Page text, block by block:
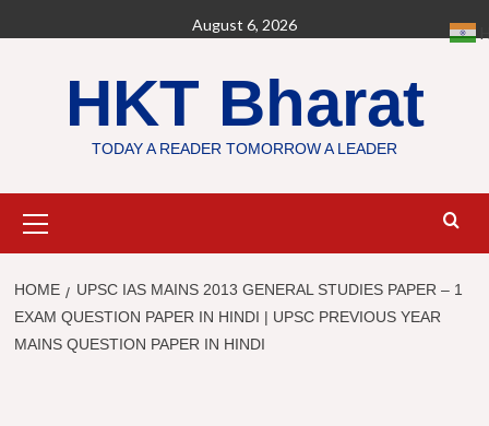
to
August 6, 2026
HKT Bharat
TODAY A READER TOMORROW A LEADER
Menu
HOME
UPSC IAS MAINS 2013 GENERAL STUDIES PAPER – 1
EXAM QUESTION PAPER IN HINDI | UPSC PREVIOUS YEAR
MAINS QUESTION PAPER IN HINDI